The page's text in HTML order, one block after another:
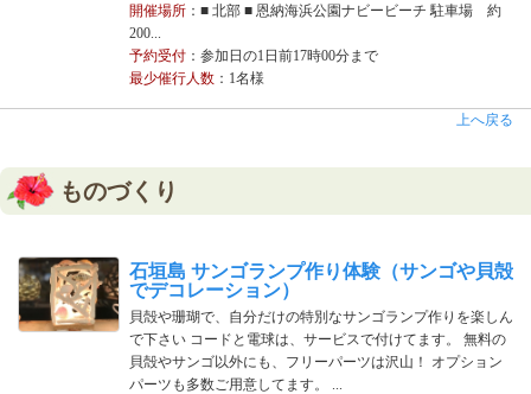
開催場所：■ 北部 ■ 恩納海浜公園ナビービーチ 駐車場 約
200...
予約受付：参加日の1日前17時00分まで
最少催行人数：1名様
上へ戻る
ものづくり
石垣島 サンゴランプ作り体験（サンゴや貝殻
でデコレーション）
貝殻や珊瑚で、自分だけの特別なサンゴランプ作りを楽しん
で下さい コードと電球は、サービスで付けてます。 無料の
貝殻やサンゴ以外にも、フリーパーツは沢山！ オプション
パーツも多数ご用意してます。 ...